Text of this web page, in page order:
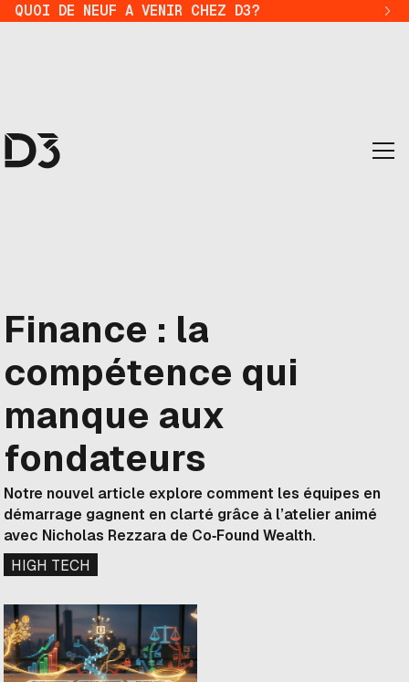
QUOI DE NEUF A VENIR CHEZ D3?
Finance : la
compétence qui
manque aux
fondateurs
Notre nouvel article explore comment les équipes en
démarrage gagnent en clarté grâce à l’atelier animé
avec Nicholas Rezzara de Co‑Found Wealth.
HIGH TECH